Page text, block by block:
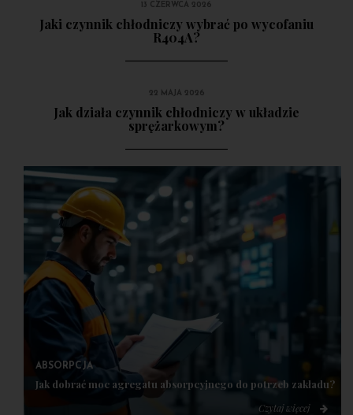
13 CZERWCA 2026
Jaki czynnik chłodniczy wybrać po wycofaniu
R404A?
22 MAJA 2026
Jak działa czynnik chłodniczy w układzie
sprężarkowym?
ABSORPCJA
Jak dobrać moc agregatu absorpcyjnego do potrzeb zakładu?
Czytaj więcej